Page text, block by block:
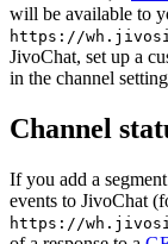
will be available to
https://
JivoChat, set up a
in the channel
Channel
If you add a segment
events to JivoChat
https://